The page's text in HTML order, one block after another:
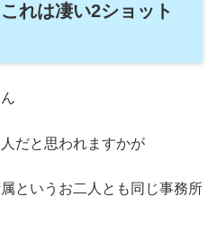
れは凄い2ショット
だと思われますかが
というお二人とも同じ事務所